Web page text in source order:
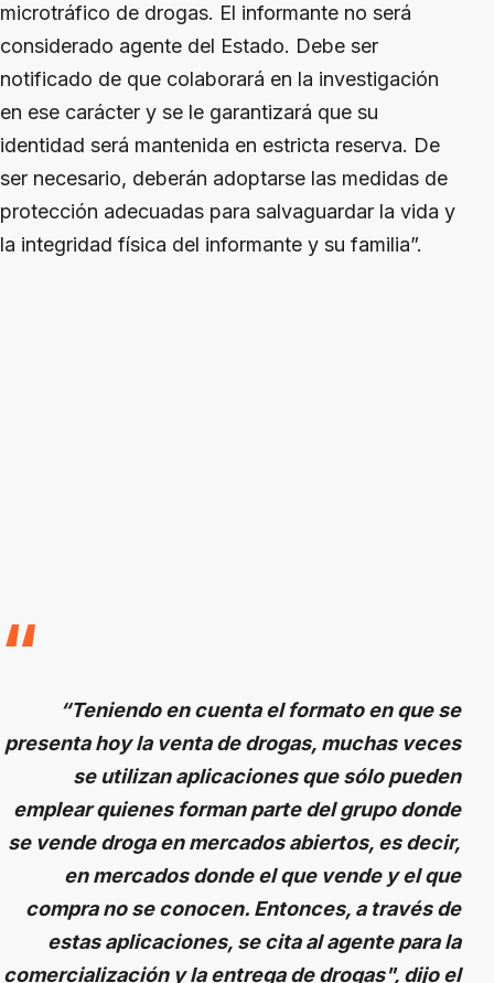
microtráfico de drogas. El informante no será
considerado agente del Estado. Debe ser
notificado de que colaborará en la investigación
en ese carácter y se le garantizará que su
identidad será mantenida en estricta reserva. De
ser necesario, deberán adoptarse las medidas de
protección adecuadas para salvaguardar la vida y
la integridad física del informante y su familia”.
“Teniendo en cuenta el formato en que se
presenta hoy la venta de drogas, muchas veces
se utilizan aplicaciones que sólo pueden
emplear quienes forman parte del grupo donde
se vende droga en mercados abiertos, es decir,
en mercados donde el que vende y el que
compra no se conocen. Entonces, a través de
estas aplicaciones, se cita al agente para la
comercialización y la entrega de drogas", dijo el